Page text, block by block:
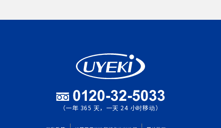
（一年 365 天，一天 24 小时移动）